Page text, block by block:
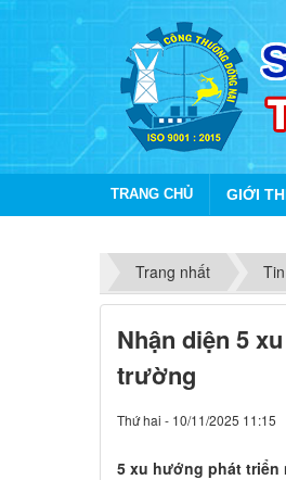
TRANG CHỦ GIỚI
Trang nhất
Nhận diện 5
trường
Thứ hai - 10/11/2025 11:15
5 xu hướng phát triển